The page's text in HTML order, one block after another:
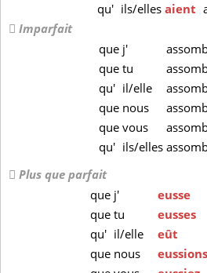
qu' ils/ellesaient
Imparfait
que j'
quetu
qu' il/elle
que nous
quevous
qu' ils/elles
Plus que parfait
que j' eusse
que tu eusses
qu' il/elle eût
que nous eussions